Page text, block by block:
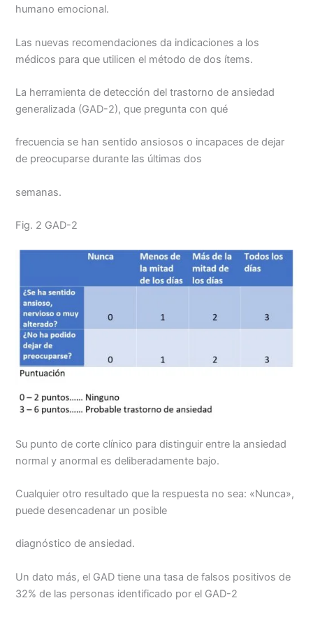
humano emocional.
Las nuevas recomendaciones da indicaciones a los
médicos para que utilicen el método de dos ítems.
La herramienta de detección del trastorno de ansiedad
generalizada (GAD-2), que pregunta con qué
frecuencia se han sentido ansiosos o incapaces de dejar
de preocuparse durante las últimas dos
semanas.
Fig. 2 GAD-2
Su punto de corte clínico para distinguir entre la ansiedad
normal y anormal es deliberadamente bajo.
Cualquier otro resultado que la respuesta no sea: «Nunca»,
puede desencadenar un posible
diagnóstico de ansiedad.
Un dato más, el GAD tiene una tasa de falsos positivos de
32% de las personas identificado por el GAD-2